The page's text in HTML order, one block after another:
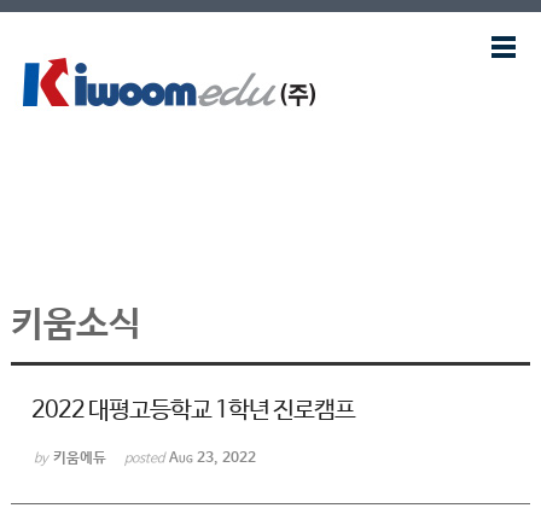
키움소식
2022 대평고등학교 1학년 진로캠프
by 키움에듀 postedAug 23, 2022
스케치북5
스케치북5